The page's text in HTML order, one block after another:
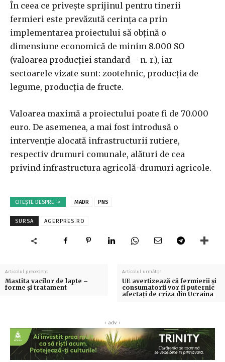
În ceea ce priveşte sprijinul pentru tinerii
fermieri este prevăzută cerinţa ca prin
implementarea proiectului să obţină o
dimensiune economică de minim 8.000 SO
(valoarea producţiei standard – n. r.), iar
sectoarele vizate sunt: zootehnic, producţia de
legume, producţia de fructe.
Valoarea maximă a proiectului poate fi de 70.000
euro. De asemenea, a mai fost introdusă o
intervenţie alocată infrastructurii rutiere,
respectiv drumuri comunale, alături de cea
privind infrastructura agricolă-drumuri agricole.
CITEȘTE DESPRE -> MADR PNS
SURSA AGERPRES.RO
Articolul precedent
Mastita vacilor de lapte –
forme și tratament
Articolul următor
UE avertizează că fermierii şi
consumatorii vor fi puternic
afectaţi de criza din Ucraina
‹ adv ›